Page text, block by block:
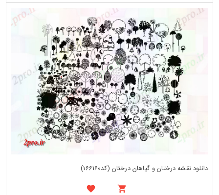
دانلود نقشه درختان و گیاهان درختان (کد166160)